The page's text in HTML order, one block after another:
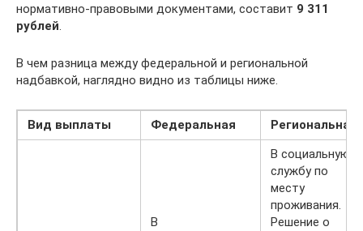
нормативно-правовыми документами, составит 9 311
рублей.
В чем разница между федеральной и региональной
надбавкой, наглядно видно из таблицы ниже.
Вид выплаты Федеральная Региональная
В
В социальную
службу по
месту
проживания.
Решение о